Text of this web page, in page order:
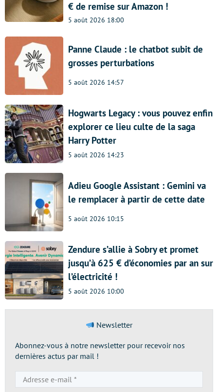
€ de remise sur Amazon !
5 août 2026 18:00
Panne Claude : le chatbot subit de
grosses perturbations
5 août 2026 14:57
Hogwarts Legacy : vous pouvez enfin
explorer ce lieu culte de la saga
Harry Potter
5 août 2026 14:23
Adieu Google Assistant : Gemini va
le remplacer à partir de cette date
5 août 2026 10:15
Zendure s’allie à Sobry et promet
jusqu’à 625 € d’économies par an sur
l’électricité !
5 août 2026 10:00
Newsletter
Abonnez-vous à notre newsletter pour recevoir nos
dernières actus par mail !
e-